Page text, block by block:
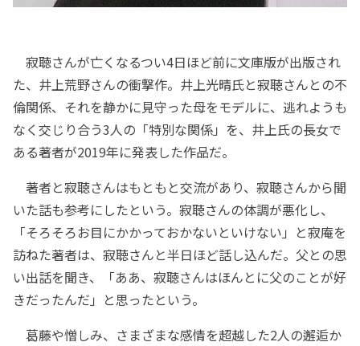
寂聴さんが亡くなるつい4日ほど前に文庫版が出版され
た、井上荒野さんの衝撃作。井上光晴氏と寂聴さんとの不
倫関係、それを静かに見守った母をモデルに、逃れようも
なく交じり合う3人の「特別な関係」を、井上氏の長女で
ある著者が2019年に発表した作品だ。
著者と寂聴さんはもともと交流があり、寂聴さんから聞
いた話も参考にしたという。寂聴さんの体調が悪化し、
「そろそろお目にかかっておかないといけない」と寂庵を
訪ねた著者は、寂聴さんと半日ほど話し込んだ。父との思
い出話を聞き、「ああ、寂聴さんはほんとに父のことが好
きだったんだ」と思ったという。
葛藤や憎しみ、さまざまな感情を超越した2人の邂逅か